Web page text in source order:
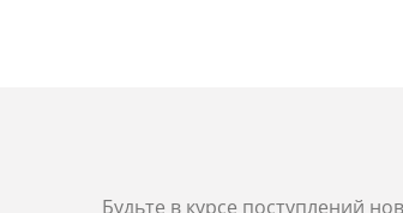
Будьте в курсе поступлений